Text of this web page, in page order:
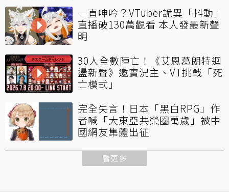
一直呻吟？VTuber詭異「抖動」
直播破130萬觀看 本人發最新聲
明
30人全數陣亡！《艾恩葛朗特迴
盪新聲》邀實況主、VT挑戰「死
亡模式」
完全失言！日本「黑白RPG」作
者喊「大東亞共榮圈萬歲」被中
國網友集體出征
看更多